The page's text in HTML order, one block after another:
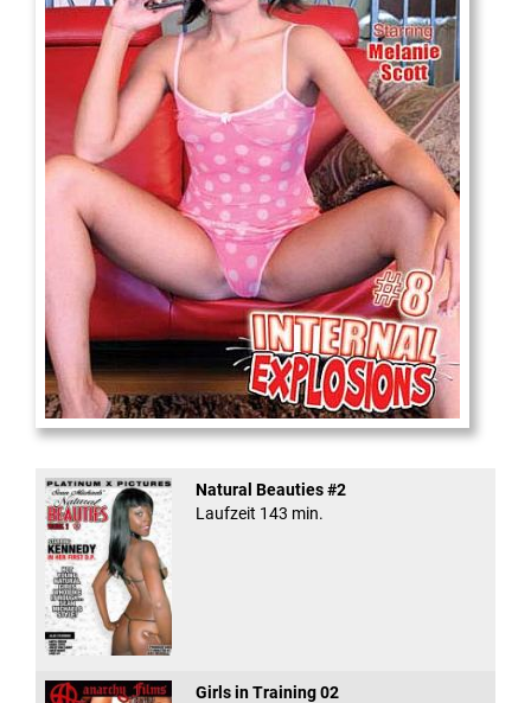
Internal Explosionen
Natural Beauties #2
Laufzeit 143 min.
Girls in Training 02